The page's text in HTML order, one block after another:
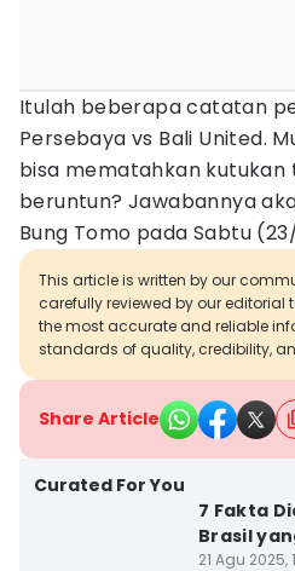
Itulah beberapa catatan
Persebaya vs Bali United.
bisa mematahkan kutukan
beruntun? Jawabannya
Bung Tomo pada Sabtu
This article is written by our
carefully reviewed by our editorial
the most accurate and reliable
standards of quality, credibility,
Share Article
Curated For You
7 Fakta
Brasil
21 Agu 2025,